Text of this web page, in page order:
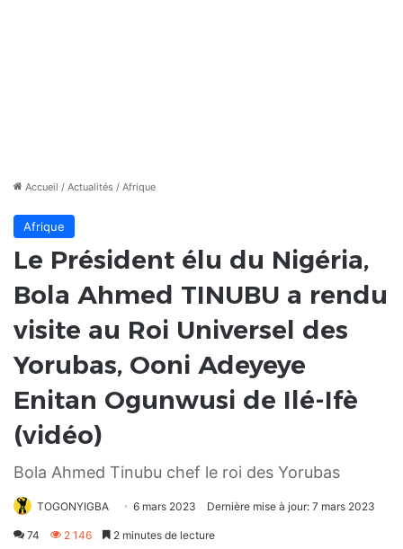
Accueil / Actualités / Afrique
Afrique
Le Président élu du Nigéria,
Bola Ahmed TINUBU a rendu
visite au Roi Universel des
Yorubas, Ooni Adeyeye
Enitan Ogunwusi de Ilé-Ifè
(vidéo)
Bola Ahmed Tinubu chef le roi des Yorubas
TOGONYIGBA 6 mars 2023 Dernière mise à jour: 7 mars 2023
74 2 146 2 minutes de lecture